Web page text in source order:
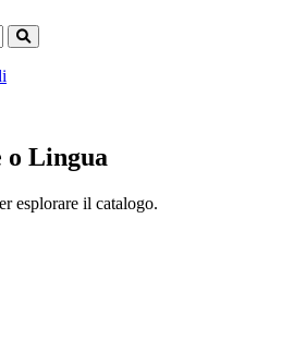
o Lingua
esplorare il catalogo.